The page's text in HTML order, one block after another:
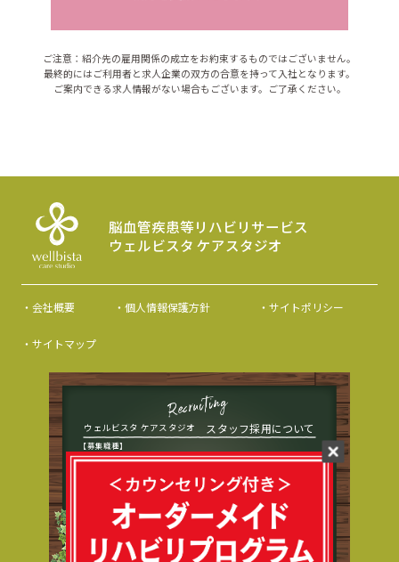
ご注意：紹介先の雇用関係の成立をお約束するものではございません。
最終的にはご利用者と求人企業の双方の合意を持って入社となります。
ご案内できる求人情報がない場合もございます。ご了承ください。
脳血管疾患等リハビリサービス
ウェルビスタ ケアスタジオ
・会社概要 ・個人情報保護方針 ・サイトポリシー
・サイトマップ
ウェルビスタ ケアスタジオ スタッフ採用について
【募集職種】
管理者/理学療法士/作業療法士/生活相談員/看護職員/
介護職員(運動指導員)/送迎ドライバー
ウェルビスタ ケアスタジオでは、様々な職種のスタッフが個性を生かして活躍して
おります。ご興味をお持ちいただけましたら、運営会社株式会社SOYOKAZEの公式
採用ページに詳細情報を掲載しておりますので、ぜひご覧ください。ご応募お待ち
しております。職種によっては採用を行っていない場合もございますのでご了承く
詳しくはこちら